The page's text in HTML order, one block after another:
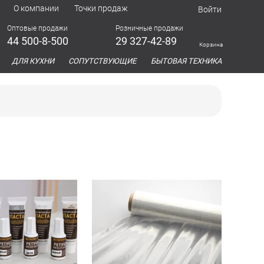
О компании Точки продаж Войти
Оптовые продажи
44 500-8-500
Розничные продажи
29 327-42-89 Корзина
ДЛЯ КУХНИ СОПУТСТВУЮЩИЕ БЫТОВАЯ ТЕХНИКА